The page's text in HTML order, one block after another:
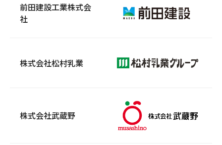
前田建設工業株式会
社
株式会社松村乳業
株式会社武蔵野